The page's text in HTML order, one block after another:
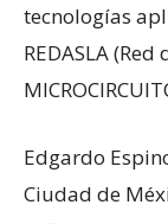
tecnologías
REDASLA
Edgardo
Ciudad de